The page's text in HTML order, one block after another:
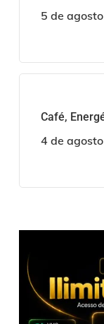
5 de
Café,
4 de